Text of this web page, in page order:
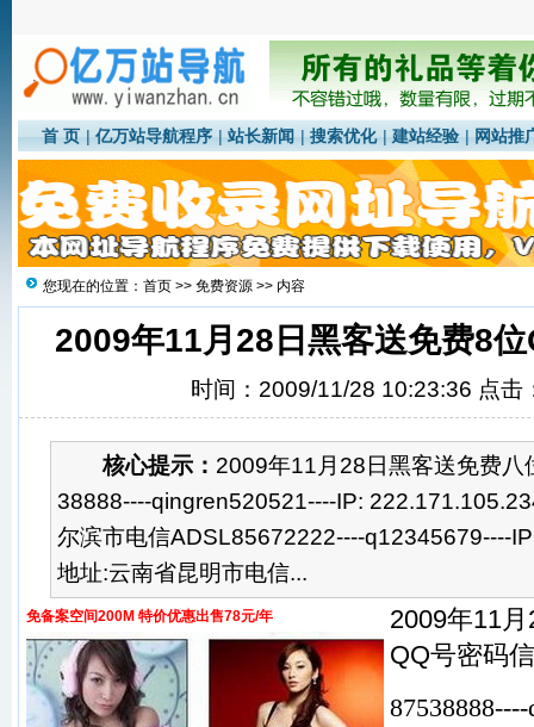
首 页 |亿万站导航程序 |站长新闻 |搜索优化 |建站经验 |网站推
您现在的位置： 首页 >> 免费资源 >> 内容
2009年11月28日黑客送免费8
时间：2009/11/28 10:23:36 点击
核心提示： 2009年11月28日黑客送免费八
38888----qingren520521----IP:
尔滨市电信ADSL85672222----q12345679----
地址:云南省昆明市电信...
免备案空间200M 特价优惠出售78元/年
2009年11
QQ号密码